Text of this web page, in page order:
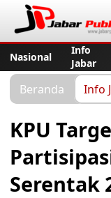
Nasional
Info
Jabar
Beranda Info
KPU
Serentak